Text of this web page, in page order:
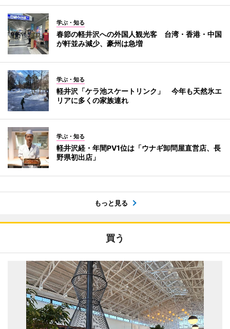
学ぶ・知る
春節の軽井沢への外国人観光客 台湾・香港・中国
が軒並み減少、豪州は急増
学ぶ・知る
軽井沢「ケラ池スケートリンク」 今年も天然氷エ
リアに多くの家族連れ
学ぶ・知る
軽井沢経・年間PV1位は「ウナギ卸問屋直営店、長
野県初出店」
もっと見る
買う